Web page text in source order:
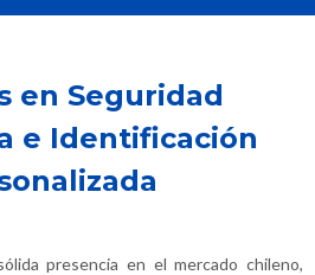
en Seguridad
e Identificación
presencia en el mercado chileno,